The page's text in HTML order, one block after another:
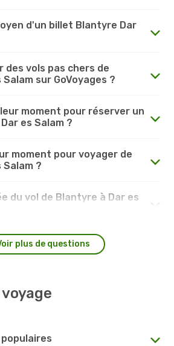
d'un billet Blantyre Dar
des vols pas chers de
sur GoVoyages ?
moment pour réserver un
es Salam ?
moment pour voyager de
?
du vol de Blantyre à Dar es
plus de questions